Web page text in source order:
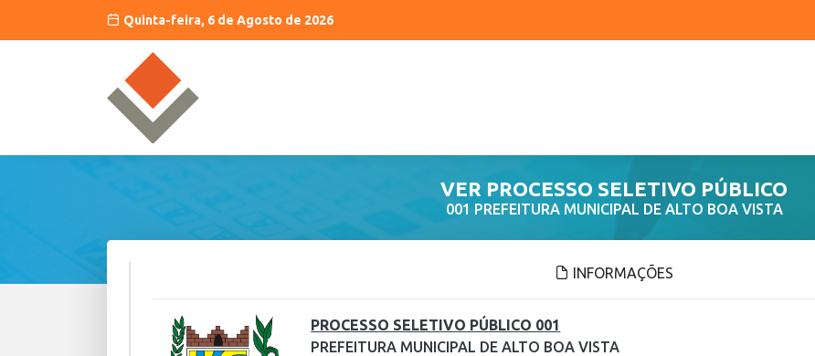
Quinta-feira, 6 de Agosto de 2026
VER PROCESSO SELETIVO PÚBLICO
001 PREFEITURA MUNICIPAL DE ALTO BOA VISTA
INFORMAÇÕES
PROCESSO SELETIVO PÚBLICO 001
PREFEITURA MUNICIPAL DE ALTO BOA VISTA